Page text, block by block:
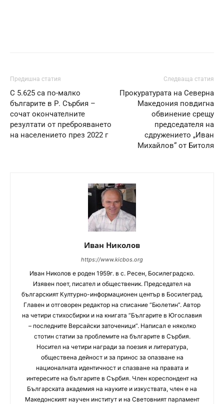
Предишна статия
С 5.625 са по-малко
българите в Р. Сърбия –
сочат окончателните
резултати от преброяването
на населението през 2022 г
Следваща статия
Прокуратурата на Северна
Македония повдигна
обвинение срещу
председателя на
сдружението „Иван
Михайлов“ от Битоля
Иван Николов
https://www.kicbos.org
Иван Николов е роден 1959г. в с. Ресен, Босилеградско.
Изявен поет, писател и общественик. Председател на
българският Културно-информационен център в Босилеград.
Главен и отговорен редактор на списание “Бюлетин”. Автор
на четири стихосбирки и на книгата “Българите в Югославия
– последните Версайски заточеници”. Написал е няколко
стотин статии за проблемите на българите в Сърбия.
Носител на четири награди за поезия и литература,
обществена дейност и за принос за опазване на
националната идентичност и спазване на правата и
интересите на българите в Сърбия. Член кореспондент на
Българската академия на науките и изкуствата, член е на
Македонският научен институт и на Световният парламент